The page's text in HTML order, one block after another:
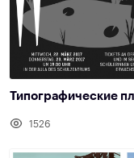
Типографические
1526